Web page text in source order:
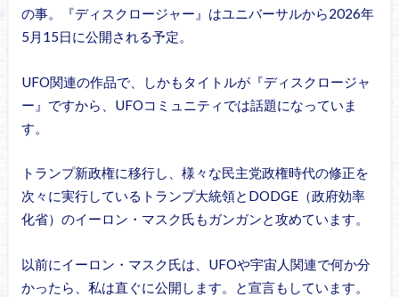
の事。『ディスクロージャー』はユニバーサルから2026年
5月15日に公開される予定。
UFO関連の作品で、しかもタイトルが『ディスクロージャ
ー』ですから、UFOコミュニティでは話題になっていま
す。
トランプ新政権に移行し、様々な民主党政権時代の修正を
次々に実行しているトランプ大統領とDODGE（政府効率
化省）のイーロン・マスク氏もガンガンと攻めています。
以前にイーロン・マスク氏は、UFOや宇宙人関連で何か分
かったら、私は直ぐに公開します。と宣言もしています。